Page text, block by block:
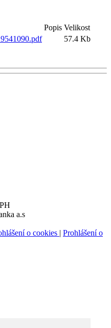
Popis Velikost
57.4 Kb
a.s
o cookies | Prohlášení o